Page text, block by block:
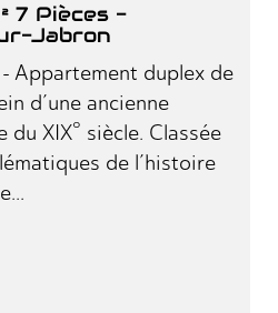
7 Pièces -
Jabron
Appartement duplex de
d’une ancienne
XIX° siècle. Classée
de l’histoire